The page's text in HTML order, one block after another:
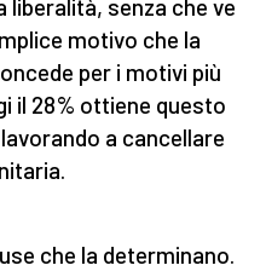
liberalità, senza che ve
motivo che la
per i motivi più
il 28% ottiene questo
a cancellare
che la determinano.